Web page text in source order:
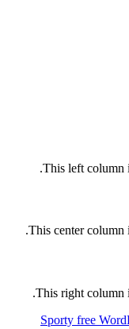
This left column
This center column
This right column
Sporty free